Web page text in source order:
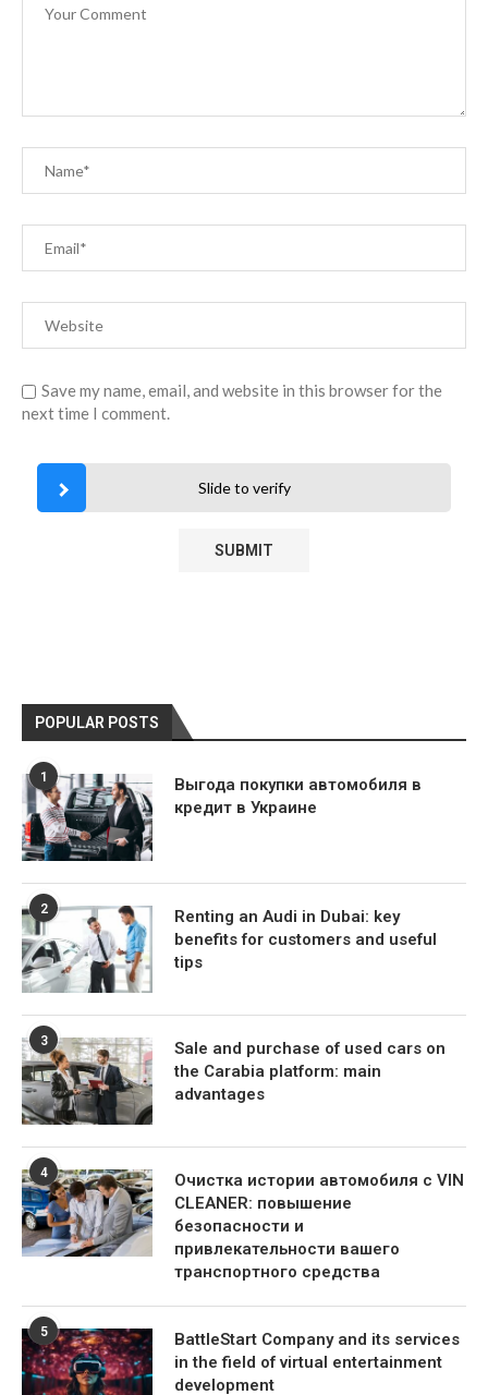
Save my name, email, and website in this browser for the
next time I comment.
Slide to verify
POPULAR POSTS
1
Выгода покупки автомобиля в
кредит в Украине
2
Renting an Audi in Dubai: key
benefits for customers and useful
tips
3
Sale and purchase of used cars on
the Carabia platform: main
advantages
4
Очистка истории автомобиля с VIN
CLEANER: повышение
безопасности и
привлекательности вашего
транспортного средства
5
BattleStart Company and its services
in the field of virtual entertainment
development